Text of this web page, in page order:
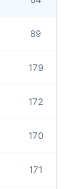
89
179
172
170
171